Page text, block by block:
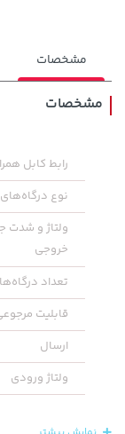
66,980,000 تومان
141,000 تومان
مشخصات
مشخصات
رابط کابل
نوع
ولتاژ و شدت
خروجی
تعداد
قابلیت
ارسال
ولتاژ ورودی